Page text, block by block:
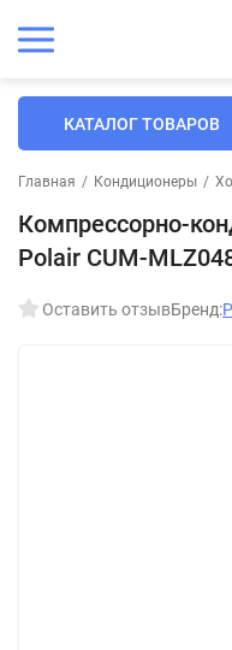
КАТАЛОГ ТОВАРОВ
Главная / Кондиционеры /
Компрессорно-
Polair CUM-
Оставить отзывБренд: